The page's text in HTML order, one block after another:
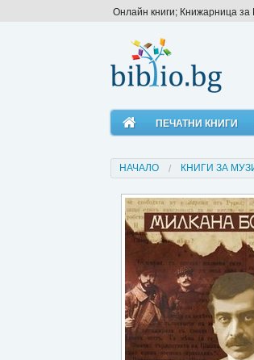
Онлайн книги; Книжарница за
ПЕЧАТНИ КНИГИ
НАЧАЛО КНИГИ ЗА